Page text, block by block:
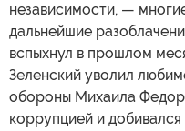
независимости, —
дальнейшие
вспыхнул в прошлом
Зеленский уволил
обороны Михаила
коррупцией и